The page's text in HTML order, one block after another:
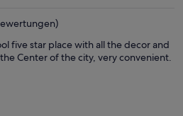
Person
five star place with all the decor and
Center of the city, very convenient.